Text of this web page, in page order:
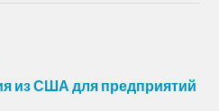
из США для предприятий